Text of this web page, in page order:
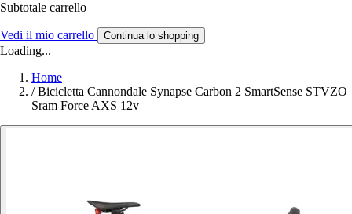
Subtotale carrello
Vedi il mio carrello Continua lo shopping
Loading...
Home
/ Bicicletta Cannondale Synapse Carbon 2 SmartSense STVZO
Sram Force AXS 12v